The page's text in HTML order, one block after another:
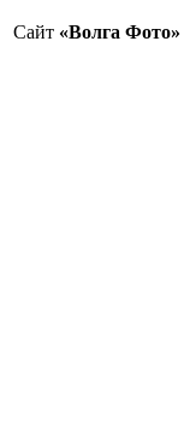
Сайт «Волга Фото»